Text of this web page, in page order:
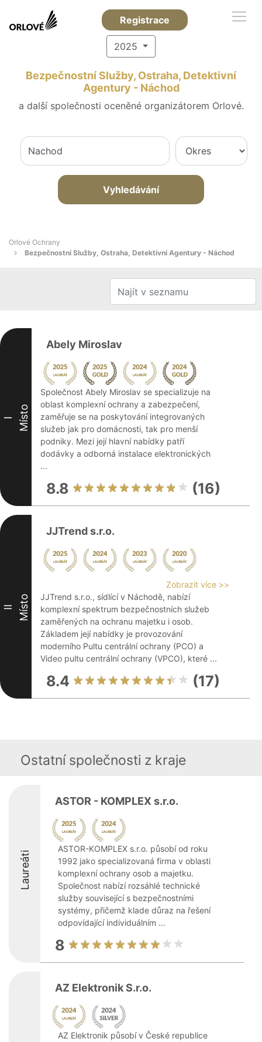
Registrace
2025
Bezpečnostní Služby, Ostraha, Detektivní
Agentury - Náchod
a další společnosti oceněné organizátorem Orlové.
Vyhledávání
Orlové Ochrany
Bezpečnostní Služby, Ostraha, Detektivní Agentury - Náchod
I Místo
Abely Miroslav
Společnost Abely Miroslav se specializuje na
oblast komplexní ochrany a zabezpečení,
zaměřuje se na poskytování integrovaných
služeb jak pro domácnosti, tak pro menší
podniky. Mezi její hlavní nabídky patří
dodávky a odborná instalace elektronických
...
8.8 (16)
II Místo
JJTrend s.r.o.
Zobrazit více >>
JJTrend s.r.o., sídlící v Náchodě, nabízí
komplexní spektrum bezpečnostních služeb
zaměřených na ochranu majetku i osob.
Základem její nabídky je provozování
moderního Pultu centrální ochrany (PCO) a
Video pultu centrální ochrany (VPCO), které ...
8.4 (17)
Ostatní společnosti z kraje
Laureáti
ASTOR - KOMPLEX s.r.o.
ASTOR-KOMPLEX s.r.o. působí od roku
1992 jako specializovaná firma v oblasti
komplexní ochrany osob a majetku.
Společnost nabízí rozsáhlé technické
služby související s bezpečnostními
systémy, přičemž klade důraz na řešení
odpovídající individuálním ...
8
AZ Elektronik S.r.o.
AZ Elektronik působí v České republice